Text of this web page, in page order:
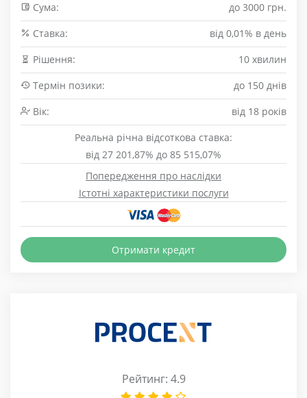
Сума:
до 3000 грн.
Cтавка:
від 0,01% в день
Рішення:
10 хвилин
Термін позики:
до 150 днів
Вік:
від 18 років
Реальна річна відсоткова ставка:
від 27 201,87% до 85 515,07%
Попередження про наслідки
Істотні характеристики послуги
Отримати кредит
Рейтинг: 4.9